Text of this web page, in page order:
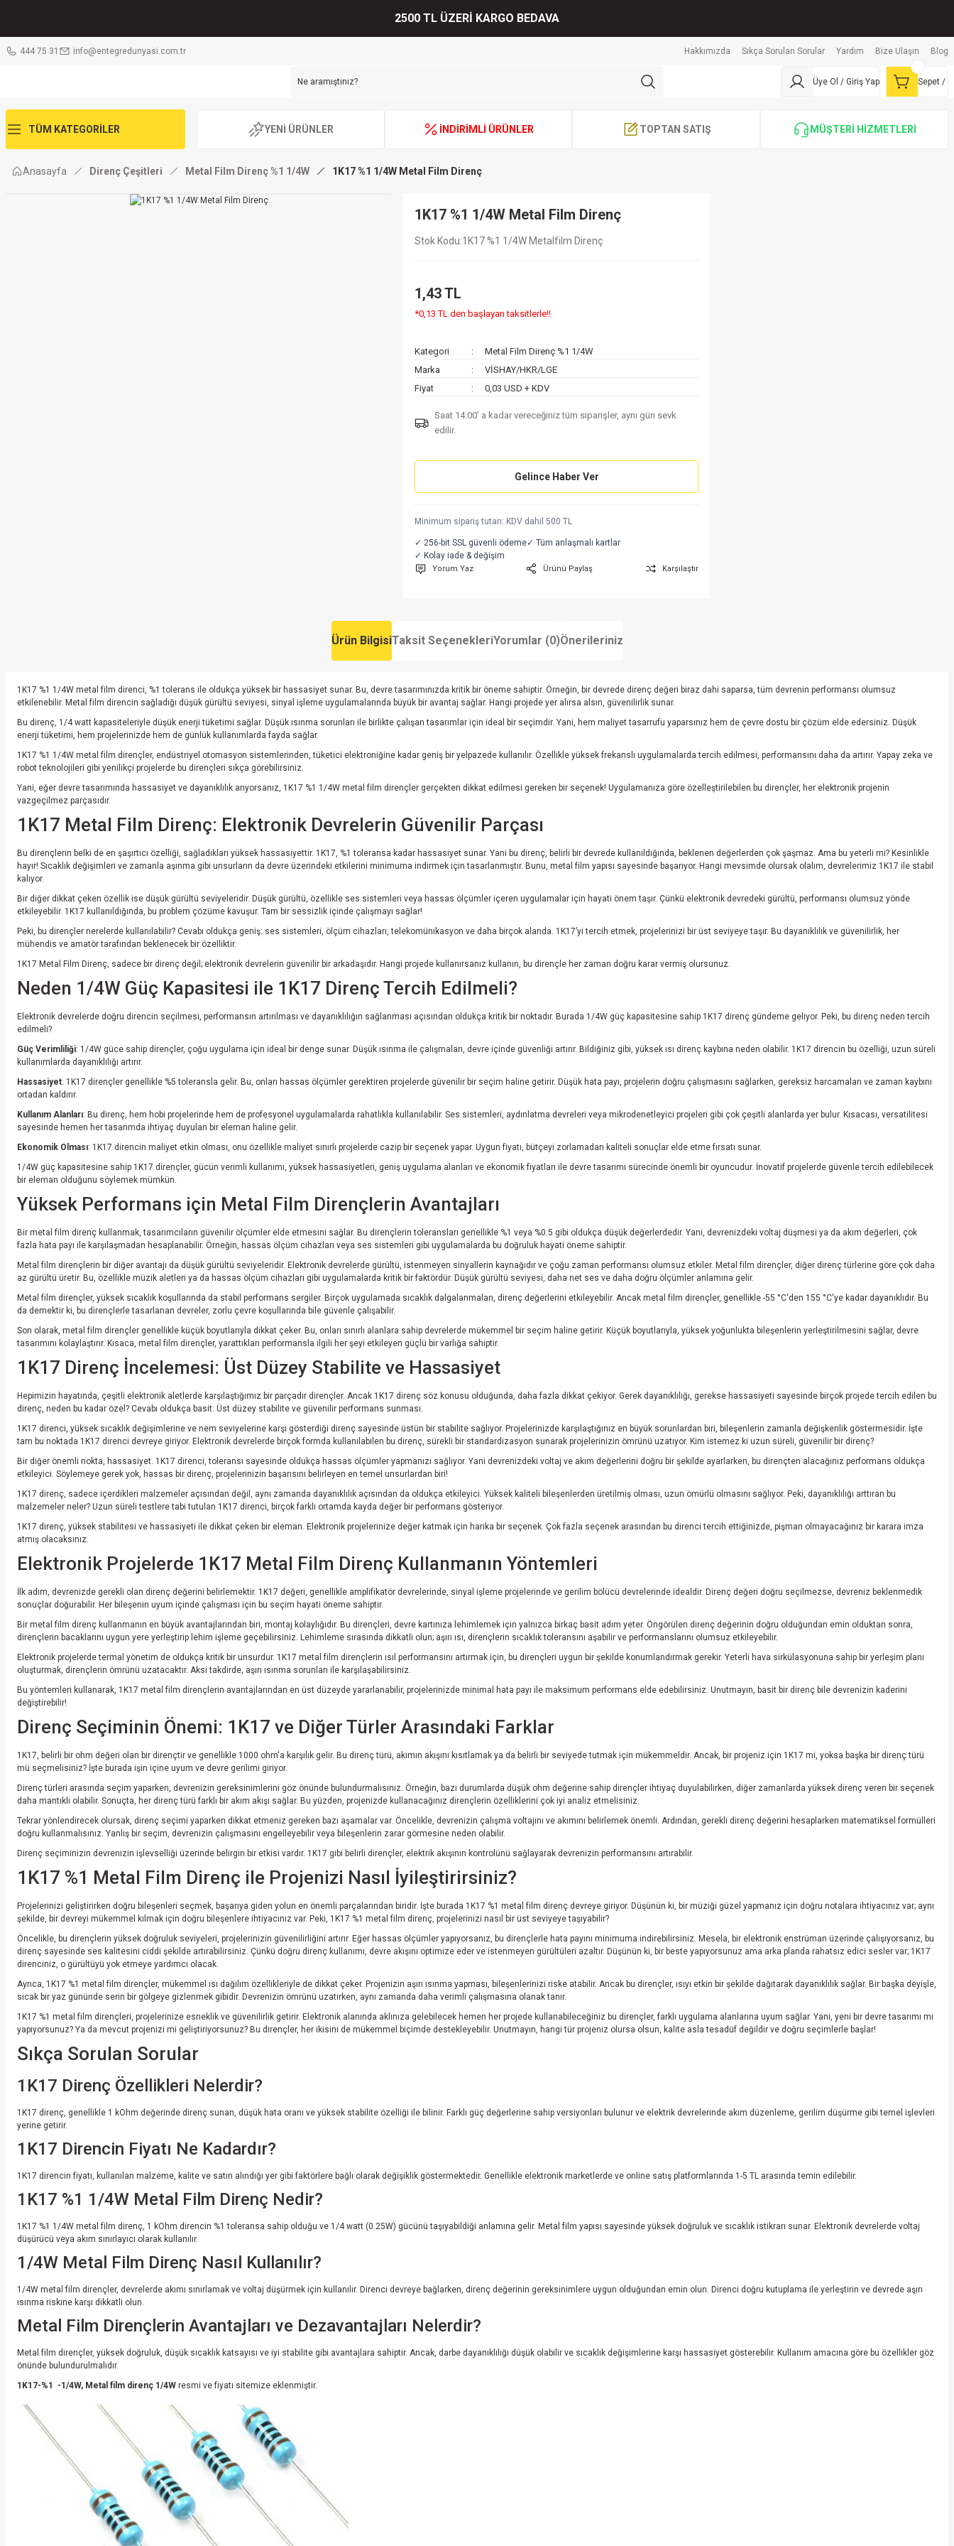
2500 TL ÜZERİ KARGO BEDAVA
444 75 31 info@entegredunyasi.com.tr Hakkımızda Sıkça Sorulan Sorular Yardım Bize Ulaşın Blog
Üye Ol / Giriş Yap Sepet /
TÜM KATEGORİLER YENİ ÜRÜNLER İNDİRİMLİ ÜRÜNLER TOPTAN SATIŞ MÜŞTERİ HİZMETLERİ
Anasayfa Direnç Çeşitleri Metal Film Direnç %1 1/4W 1K17 %1 1/4W Metal Film Direnç
1K17 %1 1/4W Metal Film Direnç
Stok Kodu 1K17 %1 1/4W Metalfilm Direnç
1,43 TL
*0,13 TL den başlayan taksitlerle!!
Kategori
Metal Film Direnç %1 1/4W
Marka
VİSHAY/HKR/LGE
Fiyat
0,03 USD + KDV
Saat 14:00’ a kadar vereceğiniz tüm siparişler, aynı gün sevk
edilir.
Gelince Haber Ver
Minimum sipariş tutarı: KDV dahil 500 TL
✓ 256-bit SSL güvenli ödeme✓ Tüm anlaşmalı kartlar
✓ Kolay iade & değişim
Yorum Yaz Ürünü Paylaş Karşılaştır
Ürün BilgisiTaksit SeçenekleriYorumlar (0)Önerileriniz
1K17 %1 1/4W metal film direnci, %1 tolerans ile oldukça yüksek bir hassasiyet sunar. Bu, devre tasarımınızda kritik bir öneme sahiptir. Örneğin, bir devrede direnç değeri biraz dahi saparsa, tüm devrenin performansı olumsuz
etkilenebilir. Metal film direncin sağladığı düşük gürültü seviyesi, sinyal işleme uygulamalarında büyük bir avantaj sağlar. Hangi projede yer alırsa alsın, güvenilirlik sunar.
Bu direnç, 1/4 watt kapasiteleriyle düşük enerji tüketimi sağlar. Düşük ısınma sorunları ile birlikte çalışan tasarımlar için ideal bir seçimdir. Yani, hem maliyet tasarrufu yaparsınız hem de çevre dostu bir çözüm elde edersiniz. Düşük
enerji tüketimi, hem projelerinizde hem de günlük kullanımlarda fayda sağlar.
1K17 %1 1/4W metal film dirençler, endüstriyel otomasyon sistemlerinden, tüketici elektroniğine kadar geniş bir yelpazede kullanılır. Özellikle yüksek frekanslı uygulamalarda tercih edilmesi, performansını daha da artırır. Yapay zeka ve
robot teknolojileri gibi yenilikçi projelerde bu dirençleri sıkça görebilirsiniz.
Yani, eğer devre tasarımında hassasiyet ve dayanıklılık arıyorsanız, 1K17 %1 1/4W metal film dirençler gerçekten dikkat edilmesi gereken bir seçenek! Uygulamanıza göre özelleştirilebilen bu dirençler, her elektronik projenin
vazgeçilmez parçasıdır.
1K17 Metal Film Direnç: Elektronik Devrelerin Güvenilir Parçası
Bu dirençlerin belki de en şaşırtıcı özelliği, sağladıkları yüksek hassasiyettir. 1K17, %1 toleransa kadar hassasiyet sunar. Yani bu direnç, belirli bir devrede kullanıldığında, beklenen değerlerden çok şaşmaz. Ama bu yeterli mi? Kesinlikle
hayır! Sıcaklık değişimleri ve zamanla aşınma gibi unsurların da devre üzerindeki etkilerini minimuma indirmek için tasarlanmıştır. Bunu, metal film yapısı sayesinde başarıyor. Hangi mevsimde olursak olalım, devrelerimiz 1K17 ile stabil
kalıyor.
Bir diğer dikkat çeken özellik ise düşük gürültü seviyeleridir. Düşük gürültü, özellikle ses sistemleri veya hassas ölçümler içeren uygulamalar için hayati önem taşır. Çünkü elektronik devredeki gürültü, performansı olumsuz yönde
etkileyebilir. 1K17 kullanıldığında, bu problem çözüme kavuşur. Tam bir sessizlik içinde çalışmayı sağlar!
Peki, bu dirençler nerelerde kullanılabilir? Cevabı oldukça geniş: ses sistemleri, ölçüm cihazları, telekomünikasyon ve daha birçok alanda. 1K17’yi tercih etmek, projelerinizi bir üst seviyeye taşır. Bu dayanıklılık ve güvenilirlik, her
mühendis ve amatör tarafından beklenecek bir özelliktir.
1K17 Metal Film Direnç, sadece bir direnç değil; elektronik devrelerin güvenilir bir arkadaşıdır. Hangi projede kullanırsanız kullanın, bu dirençle her zaman doğru karar vermiş olursunuz.
Neden 1/4W Güç Kapasitesi ile 1K17 Direnç Tercih Edilmeli?
Elektronik devrelerde doğru direncin seçilmesi, performansın artırılması ve dayanıklılığın sağlanması açısından oldukça kritik bir noktadır. Burada 1/4W güç kapasitesine sahip 1K17 direnç gündeme geliyor. Peki, bu direnç neden tercih
edilmeli?
Güç Verimliliği: 1/4W güce sahip dirençler, çoğu uygulama için ideal bir denge sunar. Düşük ısınma ile çalışmaları, devre içinde güvenliği artırır. Bildiğiniz gibi, yüksek ısı direnç kaybına neden olabilir. 1K17 direncin bu özelliği, uzun süreli
kullanımlarda dayanıklılığı artırır.
Hassasiyet: 1K17 dirençler genellikle %5 toleransla gelir. Bu, onları hassas ölçümler gerektiren projelerde güvenilir bir seçim haline getirir. Düşük hata payı, projelerin doğru çalışmasını sağlarken, gereksiz harcamaları ve zaman kaybını
ortadan kaldırır.
Kullanım Alanları: Bu direnç, hem hobi projelerinde hem de profesyonel uygulamalarda rahatlıkla kullanılabilir. Ses sistemleri, aydınlatma devreleri veya mikrodenetleyici projeleri gibi çok çeşitli alanlarda yer bulur. Kısacası, versatilitesi
sayesinde hemen her tasarımda ihtiyaç duyulan bir eleman haline gelir.
Ekonomik Olması: 1K17 direncin maliyet etkin olması, onu özellikle maliyet sınırlı projelerde cazip bir seçenek yapar. Uygun fiyatı, bütçeyi zorlamadan kaliteli sonuçlar elde etme fırsatı sunar.
1/4W güç kapasitesine sahip 1K17 dirençler, gücün verimli kullanımı, yüksek hassasiyetleri, geniş uygulama alanları ve ekonomik fiyatları ile devre tasarımı sürecinde önemli bir oyuncudur. İnovatif projelerde güvenle tercih edilebilecek
bir eleman olduğunu söylemek mümkün.
Yüksek Performans için Metal Film Dirençlerin Avantajları
Bir metal film direnç kullanmak, tasarımcıların güvenilir ölçümler elde etmesini sağlar. Bu dirençlerin toleransları genellikle %1 veya %0.5 gibi oldukça düşük değerlerdedir. Yani, devrenizdeki voltaj düşmesi ya da akım değerleri, çok
fazla hata payı ile karşılaşmadan hesaplanabilir. Örneğin, hassas ölçüm cihazları veya ses sistemleri gibi uygulamalarda bu doğruluk hayati öneme sahiptir.
Metal film dirençlerin bir diğer avantajı da düşük gürültü seviyeleridir. Elektronik devrelerde gürültü, istenmeyen sinyallerin kaynağıdır ve çoğu zaman performansı olumsuz etkiler. Metal film dirençler, diğer direnç türlerine göre çok daha
az gürültü üretir. Bu, özellikle müzik aletleri ya da hassas ölçüm cihazları gibi uygulamalarda kritik bir faktördür. Düşük gürültü seviyesi, daha net ses ve daha doğru ölçümler anlamına gelir.
Metal film dirençler, yüksek sıcaklık koşullarında da stabil performans sergiler. Birçok uygulamada sıcaklık dalgalanmaları, direnç değerlerini etkileyebilir. Ancak metal film dirençler, genellikle -55 °C'den 155 °C'ye kadar dayanıklıdır. Bu
da demektir ki, bu dirençlerle tasarlanan devreler, zorlu çevre koşullarında bile güvenle çalışabilir.
Son olarak, metal film dirençler genellikle küçük boyutlarıyla dikkat çeker. Bu, onları sınırlı alanlara sahip devrelerde mükemmel bir seçim haline getirir. Küçük boyutlarıyla, yüksek yoğunlukta bileşenlerin yerleştirilmesini sağlar, devre
tasarımını kolaylaştırır. Kısaca, metal film dirençler, yarattıkları performansla ilgili her şeyi etkileyen güçlü bir varlığa sahiptir.
1K17 Direnç İncelemesi: Üst Düzey Stabilite ve Hassasiyet
Hepimizin hayatında, çeşitli elektronik aletlerde karşılaştığımız bir parçadır dirençler. Ancak 1K17 direnç söz konusu olduğunda, daha fazla dikkat çekiyor. Gerek dayanıklılığı, gerekse hassasiyeti sayesinde birçok projede tercih edilen bu
direnç, neden bu kadar özel? Cevabı oldukça basit: Üst düzey stabilite ve güvenilir performans sunması.
1K17 direnci, yüksek sıcaklık değişimlerine ve nem seviyelerine karşı gösterdiği direnç sayesinde üstün bir stabilite sağlıyor. Projelerinizde karşılaştığınız en büyük sorunlardan biri, bileşenlerin zamanla değişkenlik göstermesidir. İşte
tam bu noktada 1K17 direnci devreye giriyor. Elektronik devrelerde birçok formda kullanılabilen bu direnç, sürekli bir standardizasyon sunarak projelerinizin ömrünü uzatıyor. Kim istemez ki uzun süreli, güvenilir bir direnç?
Bir diğer önemli nokta, hassasiyet. 1K17 direnci, toleransı sayesinde oldukça hassas ölçümler yapmanızı sağlıyor. Yani devrenizdeki voltaj ve akım değerlerini doğru bir şekilde ayarlarken, bu dirençten alacağınız performans oldukça
etkileyici. Söylemeye gerek yok, hassas bir direnç, projelerinizin başarısını belirleyen en temel unsurlardan biri!
1K17 direnç, sadece içerdikleri malzemeler açısından değil, aynı zamanda dayanıklılık açısından da oldukça etkileyici. Yüksek kaliteli bileşenlerden üretilmiş olması, uzun ömürlü olmasını sağlıyor. Peki, dayanıklılığı arttıran bu
malzemeler neler? Uzun süreli testlere tabi tutulan 1K17 direnci, birçok farklı ortamda kayda değer bir performans gösteriyor.
1K17 direnç, yüksek stabilitesi ve hassasiyeti ile dikkat çeken bir eleman. Elektronik projelerinize değer katmak için harika bir seçenek. Çok fazla seçenek arasından bu direnci tercih ettiğinizde, pişman olmayacağınız bir karara imza
atmış olacaksınız.
Elektronik Projelerde 1K17 Metal Film Direnç Kullanmanın Yöntemleri
İlk adım, devrenizde gerekli olan direnç değerini belirlemektir. 1K17 değeri, genellikle amplifikatör devrelerinde, sinyal işleme projelerinde ve gerilim bölücü devrelerinde idealdir. Direnç değeri doğru seçilmezse, devreniz beklenmedik
sonuçlar doğurabilir. Her bileşenin uyum içinde çalışması için bu seçim hayati öneme sahiptir.
Bir metal film direnç kullanmanın en büyük avantajlarından biri, montaj kolaylığıdır. Bu dirençleri, devre kartınıza lehimlemek için yalnızca birkaç basit adım yeter. Öngörülen direnç değerinin doğru olduğundan emin olduktan sonra,
dirençlerin bacaklarını uygun yere yerleştirip lehim işleme geçebilirsiniz. Lehimleme sırasında dikkatli olun; aşırı ısı, dirençlerin sıcaklık toleransını aşabilir ve performanslarını olumsuz etkileyebilir.
Elektronik projelerde termal yönetim de oldukça kritik bir unsurdur. 1K17 metal film dirençlerin ısıl performansını artırmak için, bu dirençleri uygun bir şekilde konumlandırmak gerekir. Yeterli hava sirkülasyonuna sahip bir yerleşim planı
oluşturmak, dirençlerin ömrünü uzatacaktır. Aksi takdirde, aşırı ısınma sorunları ile karşılaşabilirsiniz.
Bu yöntemleri kullanarak, 1K17 metal film dirençlerin avantajlarından en üst düzeyde yararlanabilir, projelerinizde minimal hata payı ile maksimum performans elde edebilirsiniz. Unutmayın, basit bir direnç bile devrenizin kaderini
değiştirebilir!
Direnç Seçiminin Önemi: 1K17 ve Diğer Türler Arasındaki Farklar
1K17, belirli bir ohm değeri olan bir dirençtir ve genellikle 1000 ohm'a karşılık gelir. Bu direnç türü, akımın akışını kısıtlamak ya da belirli bir seviyede tutmak için mükemmeldir. Ancak, bir projeniz için 1K17 mi, yoksa başka bir direnç türü
mü seçmelisiniz? İşte burada işin içine uyum ve devre gerilimi giriyor.
Direnç türleri arasında seçim yaparken, devrenizin gereksinimlerini göz önünde bulundurmalısınız. Örneğin, bazı durumlarda düşük ohm değerine sahip dirençler ihtiyaç duyulabilirken, diğer zamanlarda yüksek direnç veren bir seçenek
daha mantıklı olabilir. Sonuçta, her direnç türü farklı bir akım akışı sağlar. Bu yüzden, projenizde kullanacağınız dirençlerin özelliklerini çok iyi analiz etmelisiniz.
Tekrar yönlendirecek olursak, direnç seçimi yaparken dikkat etmeniz gereken bazı aşamalar var. Öncelikle, devrenizin çalışma voltajını ve akımını belirlemek önemli. Ardından, gerekli direnç değerini hesaplarken matematiksel formülleri
doğru kullanmalısınız. Yanlış bir seçim, devrenizin çalışmasını engelleyebilir veya bileşenlerin zarar görmesine neden olabilir.
Direnç seçiminizin devrenizin işlevselliği üzerinde belirgin bir etkisi vardır. 1K17 gibi belirli dirençler, elektrik akışının kontrolünü sağlayarak devrenizin performansını artırabilir.
1K17 %1 Metal Film Direnç ile Projenizi Nasıl İyileştirirsiniz?
Projelerinizi geliştirirken doğru bileşenleri seçmek, başarıya giden yolun en önemli parçalarından biridir. İşte burada 1K17 %1 metal film direnç devreye giriyor. Düşünün ki, bir müziği güzel yapmanız için doğru notalara ihtiyacınız var; aynı
şekilde, bir devreyi mükemmel kılmak için doğru bileşenlere ihtiyacınız var. Peki, 1K17 %1 metal film direnç, projelerinizi nasıl bir üst seviyeye taşıyabilir?
Öncelikle, bu dirençlerin yüksek doğruluk seviyeleri, projelerinizin güvenilirliğini artırır. Eğer hassas ölçümler yapıyorsanız, bu dirençlerle hata payını minimuma indirebilirsiniz. Mesela, bir elektronik enstrüman üzerinde çalışıyorsanız, bu
direnç sayesinde ses kalitesini ciddi şekilde artırabilirsiniz. Çünkü doğru direnç kullanımı, devre akışını optimize eder ve istenmeyen gürültüleri azaltır. Düşünün ki, bir beste yapıyorsunuz ama arka planda rahatsız edici sesler var; 1K17
direnciniz, o gürültüyü yok etmeye yardımcı olacak.
Ayrıca, 1K17 %1 metal film dirençler, mükemmel ısı dağılım özellikleriyle de dikkat çeker. Projenizin aşırı ısınma yapması, bileşenlerinizi riske atabilir. Ancak bu dirençler, ısıyı etkin bir şekilde dağıtarak dayanıklılık sağlar. Bir başka deyişle,
sıcak bir yaz gününde serin bir gölgeye gizlenmek gibidir. Devrenizin ömrünü uzatırken, aynı zamanda daha verimli çalışmasına olanak tanır.
1K17 %1 metal film dirençleri, projelerinize esneklik ve güvenilirlik getirir. Elektronik alanında aklınıza gelebilecek hemen her projede kullanabileceğiniz bu dirençler, farklı uygulama alanlarına uyum sağlar. Yani, yeni bir devre tasarımı mı
yapıyorsunuz? Ya da mevcut projenizi mi geliştiriyorsunuz? Bu dirençler, her ikisini de mükemmel biçimde destekleyebilir. Unutmayın, hangi tür projeniz olursa olsun, kalite asla tesadüf değildir ve doğru seçimlerle başlar!
Sıkça Sorulan Sorular
1K17 Direnç Özellikleri Nelerdir?
1K17 direnç, genellikle 1 kOhm değerinde direnç sunan, düşük hata oranı ve yüksek stabilite özelliği ile bilinir. Farklı güç değerlerine sahip versiyonları bulunur ve elektrik devrelerinde akım düzenleme, gerilim düşürme gibi temel işlevleri
yerine getirir.
1K17 Direncin Fiyatı Ne Kadardır?
1K17 direncin fiyatı, kullanılan malzeme, kalite ve satın alındığı yer gibi faktörlere bağlı olarak değişiklik göstermektedir. Genellikle elektronik marketlerde ve online satış platformlarında 1-5 TL arasında temin edilebilir.
1K17 %1 1/4W Metal Film Direnç Nedir?
1K17 %1 1/4W metal film direnç, 1 kOhm direncin %1 toleransa sahip olduğu ve 1/4 watt (0.25W) gücünü taşıyabildiği anlamına gelir. Metal film yapısı sayesinde yüksek doğruluk ve sıcaklık istikrarı sunar. Elektronik devrelerde voltaj
düşürücü veya akım sınırlayıcı olarak kullanılır.
1/4W Metal Film Direnç Nasıl Kullanılır?
1/4W metal film dirençler, devrelerde akımı sınırlamak ve voltaj düşürmek için kullanılır. Direnci devreye bağlarken, direnç değerinin gereksinimlere uygun olduğundan emin olun. Direnci doğru kutuplama ile yerleştirin ve devrede aşırı
ısınma riskine karşı dikkatli olun.
Metal Film Dirençlerin Avantajları ve Dezavantajları Nelerdir?
Metal film dirençler, yüksek doğruluk, düşük sıcaklık katsayısı ve iyi stabilite gibi avantajlara sahiptir. Ancak, darbe dayanıklılığı düşük olabilir ve sıcaklık değişimlerine karşı hassasiyet gösterebilir. Kullanım amacına göre bu özellikler göz
önünde bulundurulmalıdır.
1K17-%1 -1/4W, Metal film direnç 1/4W resmi ve fiyatı sitemize eklenmiştir.